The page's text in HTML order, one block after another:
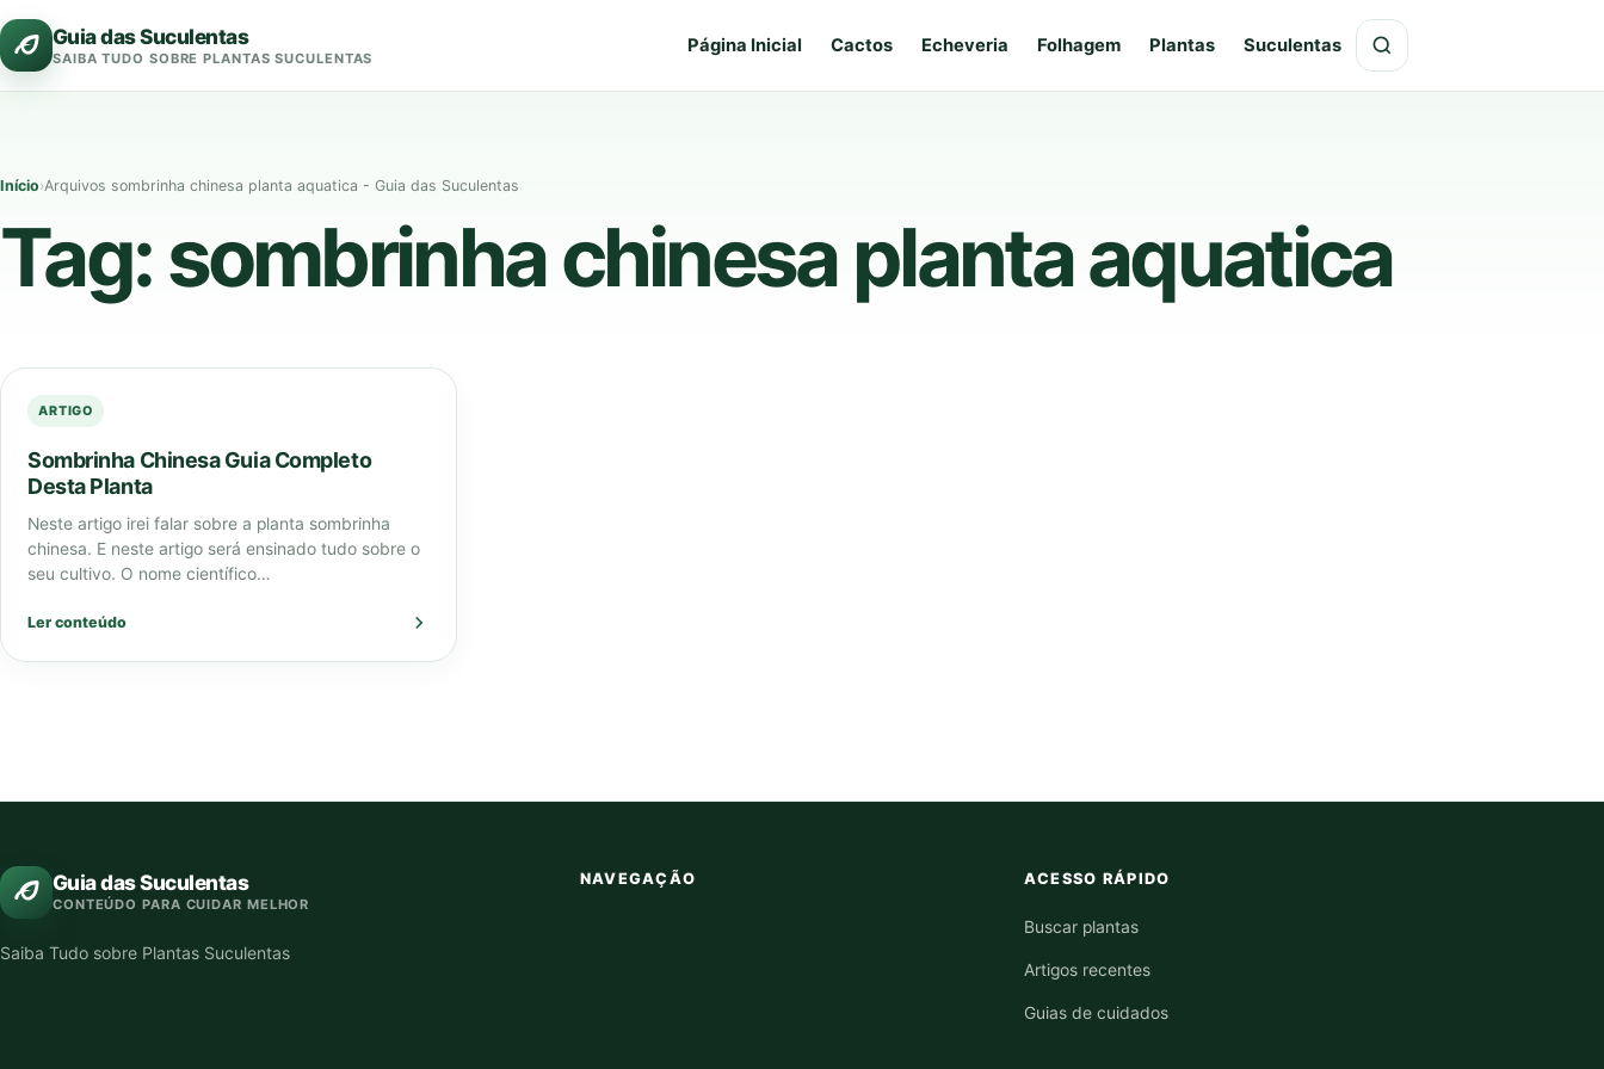
Pular
para
Guia das Suculentas
SAIBA TUDO SOBRE PLANTAS SUCULENTAS
Página Inicial Cactos Echeveria Folhagem Plantas Suculentas
Início›Arquivos sombrinha chinesa planta aquatica - Guia das Suculentas
Tag:sombrinha chinesa planta aquatica
ARTIGO
Sombrinha Chinesa Guia Completo
Desta Planta
Neste artigo irei falar sobre a planta sombrinha
chinesa. E neste artigo será ensinado tudo sobre o
seu cultivo. O nome científico…
Ler conteúdo
Guia das Suculentas
CONTEÚDO PARA CUIDAR MELHOR
Saiba Tudo sobre Plantas Suculentas
NAVEGAÇÃO ACESSO RÁPIDO
Buscar plantas
Artigos recentes
Guias de cuidados